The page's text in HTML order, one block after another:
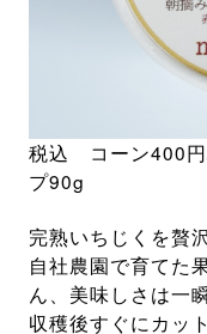
税込 コーン400
プ90g
完熟いちじくを贅
自社農園で育てた
ん、美味しさは一
収穫後すぐにカッ